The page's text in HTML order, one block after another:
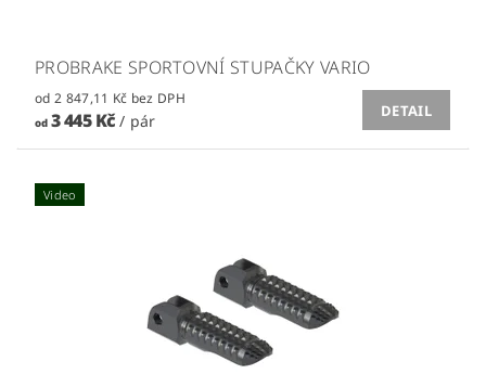
PROBRAKE SPORTOVNÍ STUPAČKY VARIO
od 2 847,11 Kč bez DPH
od3 445 Kč/ pár
DETAIL
Video